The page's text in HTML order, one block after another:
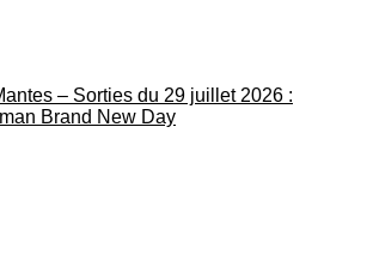
– Sorties du 29 juillet 2026 :
Brand New Day